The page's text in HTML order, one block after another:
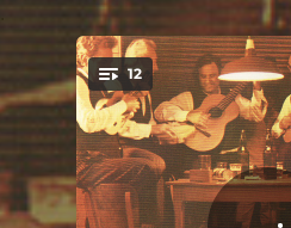
You're all set!
12